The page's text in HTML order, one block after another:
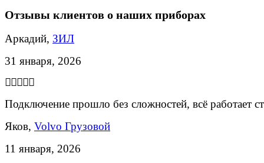
Отзывы клиентов о наших приборах
Аркадий, ЗИЛ
31 января, 2026
Подключение прошло без сложностей, всё работает
Яков, Volvo Грузовой
11 января, 2026